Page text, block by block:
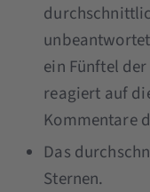
ein Fünftel
reagiert auf
Kommentare
Das
Sternen.